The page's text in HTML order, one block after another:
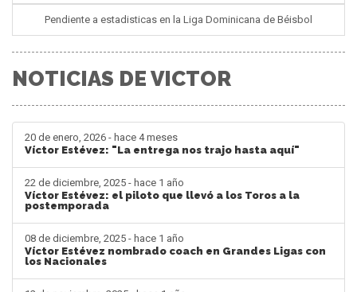
Pendiente a estadisticas en la Liga Dominicana de Béisbol
NOTICIAS DE VICTOR
20 de enero, 2026 - hace 4 meses
Víctor Estévez: "La entrega nos trajo hasta aquí"
22 de diciembre, 2025 - hace 1 año
Víctor Estévez: el piloto que llevó a los Toros a la
postemporada
08 de diciembre, 2025 - hace 1 año
Víctor Estévez nombrado coach en Grandes Ligas con
los Nacionales